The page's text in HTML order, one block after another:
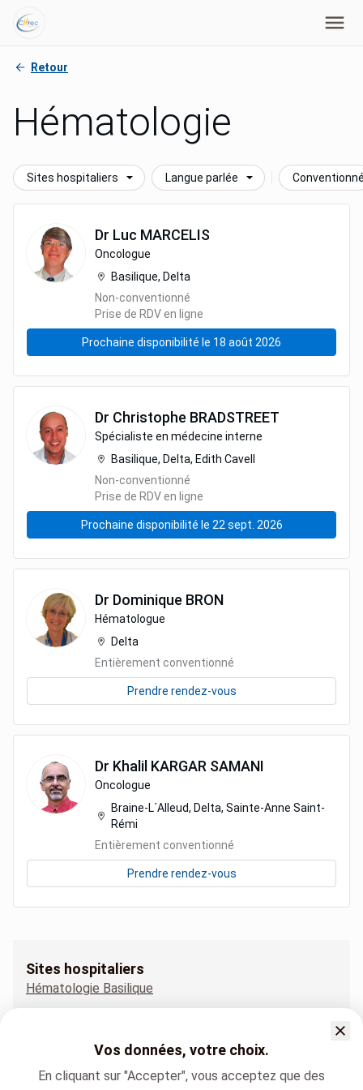
Retour
Hématologie
Sites hospitaliers Langue parlée
Dr Luc MARCELIS
Oncologue
Basilique, Delta
Non-conventionné
Prise de RDV en ligne
Prochaine disponibilité le 18 août 2026
Dr Christophe BRADSTREET
Spécialiste en médecine interne
Basilique, Delta, Edith Cavell
Non-conventionné
Prise de RDV en ligne
Prochaine disponibilité le 22 sept. 2026
Dr Dominique BRON
Hématologue
Delta
Entièrement conventionné
Prendre rendez-vous
Dr Khalil KARGAR SAMANI
Oncologue
Braine-L´Alleud, Delta, Sainte-Anne Saint-
Rémi
Entièrement conventionné
Prendre rendez-vous
Sites hospitaliers
Hématologie Basilique
Hématologie Delta
Vos données, votre choix.
En cliquant sur "Accepter", vous acceptez que des